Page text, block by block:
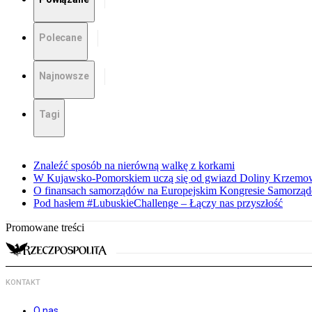
Polecane
Najnowsze
Tagi
Znaleźć sposób na nierówną walkę z korkami
W Kujawsko-Pomorskiem uczą się od gwiazd Doliny
O finansach samorządów na Europejskim Kongresie
Pod hasłem #LubuskieChallenge – Łączy nas przyszłość
Promowane treści
KONTAKT